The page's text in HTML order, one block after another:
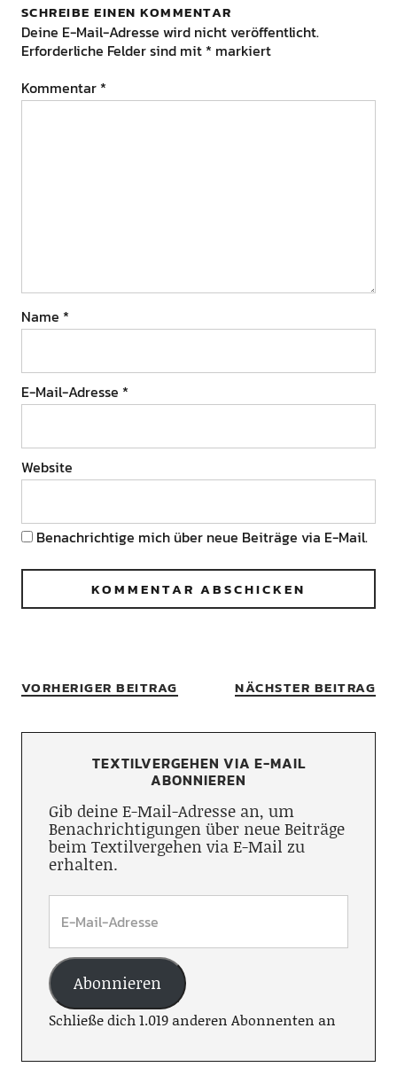
SCHREIBE EINEN KOMMENTAR
Deine E-Mail-Adresse wird nicht veröffentlicht.
Erforderliche Felder sind mit * markiert
Kommentar *
Name *
E-Mail-Adresse *
Website
Benachrichtige mich über neue Beiträge via E-Mail.
VORHERIGER BEITRAG NÄCHSTER BEITRAG
TEXTILVERGEHEN VIA E-MAIL
ABONNIEREN
Gib deine E-Mail-Adresse an, um
Benachrichtigungen über neue Beiträge
beim Textilvergehen via E-Mail zu
erhalten.
Abonnieren
Schließe dich 1.019 anderen Abonnenten an